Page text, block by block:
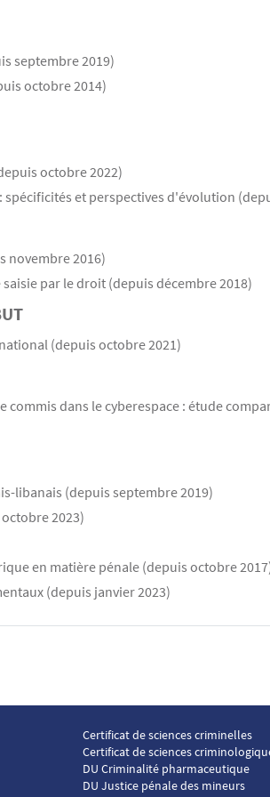
septembre 2019)
octobre 2014)
octobre 2022)
et perspectives d'évolution
novembre 2016)
par le droit (depuis décembre 2018)
(depuis octobre 2021)
commis dans le cyberespace : étude
libanais (depuis septembre 2019)
2023)
en matière pénale (depuis octobre
(depuis janvier 2023)
Menu footer ICP 3
Certificat de sciences criminelles
Certificat de sciences
DU Criminalité pharmaceutique
DU Justice pénale des mineurs